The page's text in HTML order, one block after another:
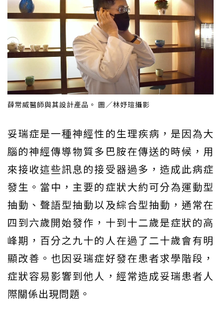
薛常威醫師與其設計產品。 圖／林妤瑄攝影
妥瑞症是一種神經性的生理疾病，是因為大
腦的神經傳導物質多巴胺在傳送的時候，用
來接收這些訊息的接受器過多，造成此病症
發生。當中，主要的症狀大約可分為運動型
抽動、聲語型抽動以及綜合型抽動，通常在
四到六歲開始發作，十到十二歲是症狀的高
峰期，百分之九十的人在過了二十歲會有明
顯改善。也因妥瑞症好發在患者求學階段，
症狀容易影響到他人，經常造成妥瑞患者人
際關係出現問題。